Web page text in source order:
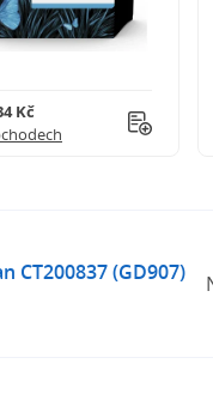
Kč
CT200837 (GD907)